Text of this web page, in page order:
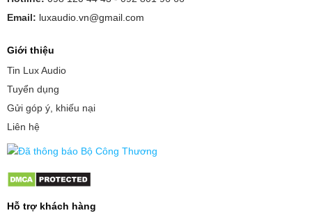
Email: luxaudio.vn@gmail.com
Giới thiệu
Tin Lux Audio
Tuyển dụng
Gửi góp ý, khiếu nại
Liên hệ
Hỗ trợ khách hàng